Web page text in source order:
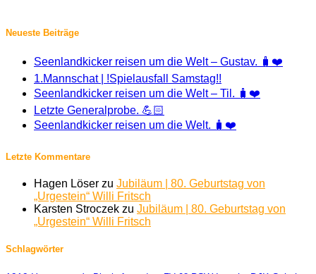
Neueste Beiträge
Seenlandkicker reisen um die Welt – Gustav. 🧳❤️
1.Mannschat | !Spielausfall Samstag!!
Seenlandkicker reisen um die Welt – Til. 🧳❤️
Letzte Generalprobe. 💪🏻
Seenlandkicker reisen um die Welt. 🧳❤️
Letzte Kommentare
Hagen Löser zu Jubiläum | 80. Geburtstag von
„Urgestein“ Willi Fritsch
Karsten Stroczek zu Jubiläum | 80. Geburtstag von
„Urgestein“ Willi Fritsch
Schlagwörter